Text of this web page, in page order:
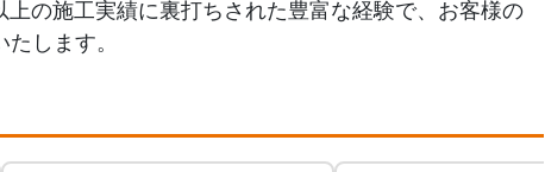
の施工実績に裏打ちされた豊富な経験で、お客様の
します。